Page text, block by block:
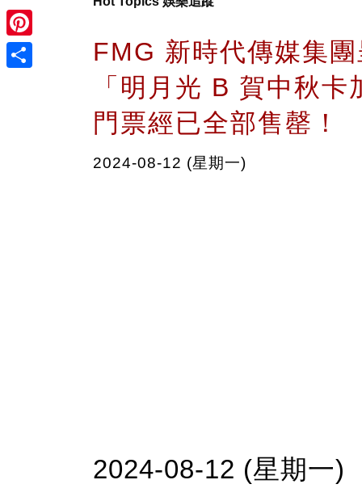
Twitter
Pinterest
FMG 新時代傳媒集
「明月光 B 賀中秋卡
門票經已全部售罄！
2024-08-12 (星期一)
2024-08-12 (星期一)